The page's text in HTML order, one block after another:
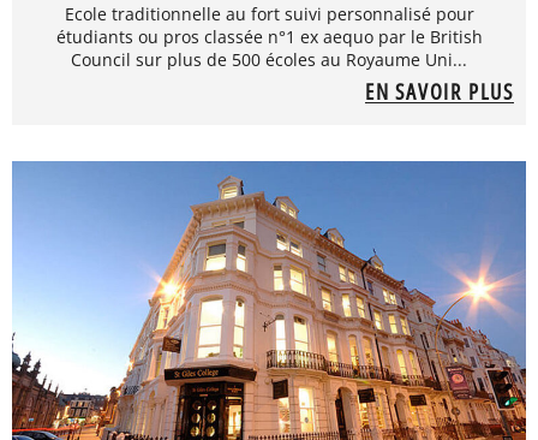
Ecole traditionnelle au fort suivi personnalisé pour
étudiants ou pros classée n°1 ex aequo par le British
Council sur plus de 500 écoles au Royaume Uni...
EN SAVOIR PLUS